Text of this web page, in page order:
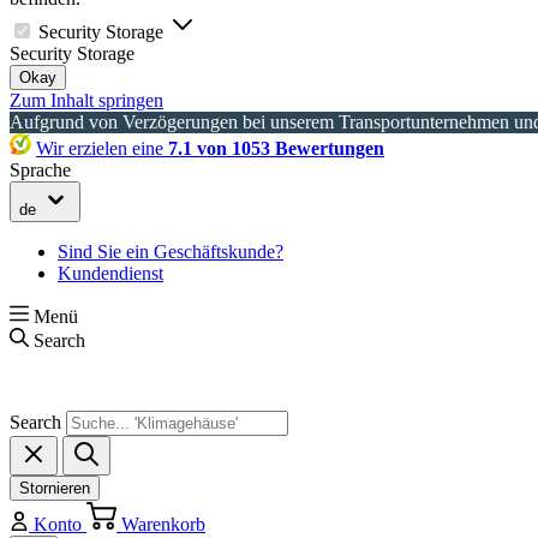
Security Storage
Security Storage
Okay
Zum Inhalt springen
Aufgrund von Verzögerungen bei unserem Transportunternehmen
Wir erzielen eine 7.1 von 1053 Bewertungen
Sprache
de
Sind Sie ein Geschäftskunde?
Kundendienst
Menü
Search
Search
Stornieren
Konto Warenkorb